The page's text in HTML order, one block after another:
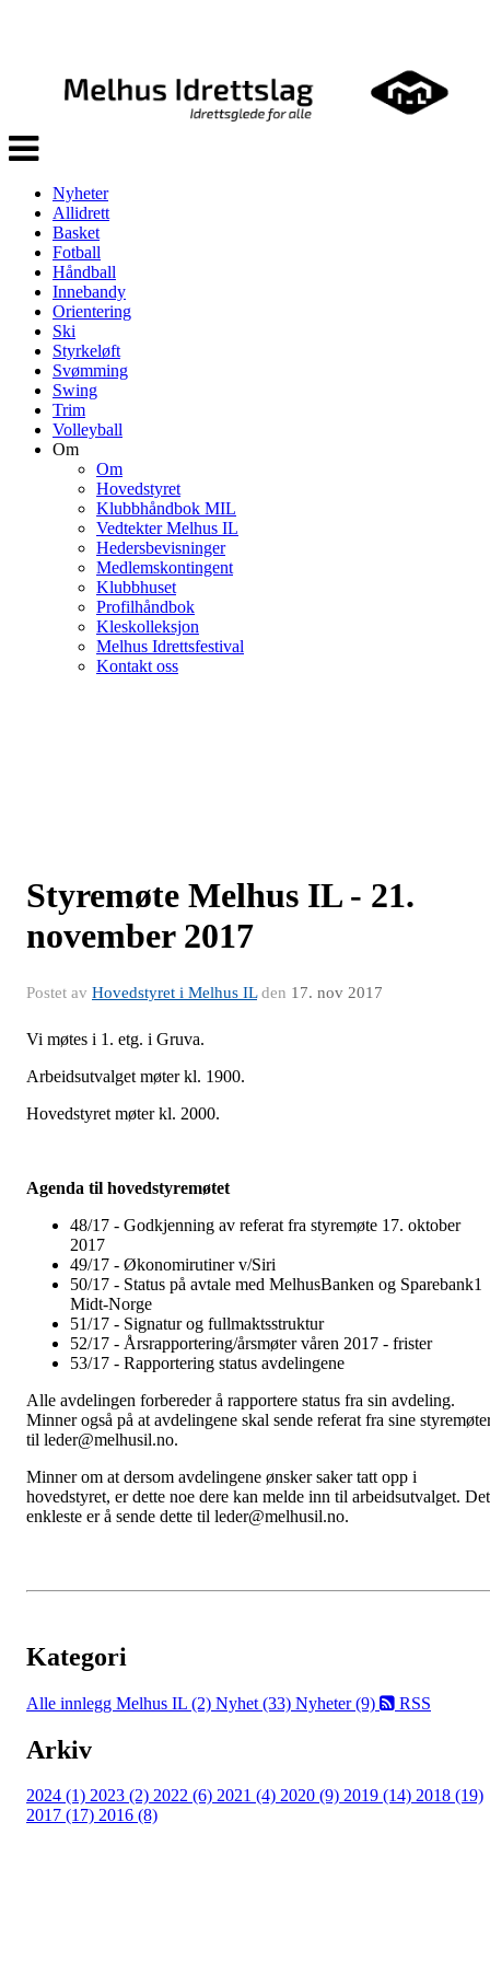
Veksle
navigasjon
Nyheter
Allidrett
Basket
Fotball
Håndball
Innebandy
Orientering
Ski
Styrkeløft
Svømming
Swing
Trim
Volleyball
Om
Om
Hovedstyret
Klubbhåndbok MIL
Vedtekter Melhus IL
Hedersbevisninger
Medlemskontingent
Klubbhuset
Profilhåndbok
Kleskolleksjon
Melhus Idrettsfestival
Kontakt oss
Styremøte Melhus IL - 21.
november 2017
Postet av Hovedstyret i Melhus ILden 17. nov 2017
Vi møtes i 1. etg. i Gruva.
Arbeidsutvalget møter kl. 1900.
Hovedstyret møter kl. 2000.
Agenda til hovedstyremøtet
48/17 - Godkjenning av referat fra styremøte 17. oktober
2017
49/17 - Økonomirutiner v/Siri
50/17 - Status på avtale med MelhusBanken og Sparebank1
Midt-Norge
51/17 - Signatur og fullmaktsstruktur
52/17 - Årsrapportering/årsmøter våren 2017 - frister
53/17 - Rapportering status avdelingene
Alle avdelingen forbereder å rapportere status fra sin avdeling.
Minner også på at avdelingene skal sende referat fra sine
til leder@melhusil.no.
Minner om at dersom avdelingene ønsker saker tatt opp i
hovedstyret, er dette noe dere kan melde inn til arbeidsutvalget. Det
enkleste er å sende dette til leder@melhusil.no.
Kategori
Alle innlegg Melhus IL (2) Nyhet (33) Nyheter (9) RSS
Arkiv
2024 (1) 2023 (2) 2022 (6) 2021 (4) 2020 (9) 2019 (14) 2018 (19)
2017 (17) 2016 (8)